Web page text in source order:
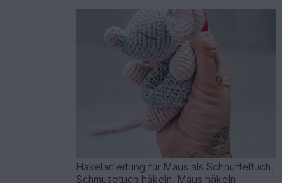
Häkelanleitung für Maus als Schnuffeltuch,
Schmusetuch häkeln, Maus häkeln